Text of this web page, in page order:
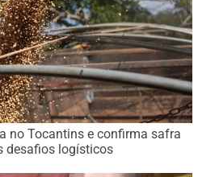
no Tocantins e confirma safra
desafios logísticos